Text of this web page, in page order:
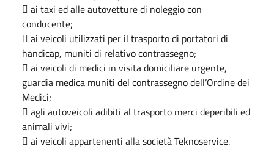
 ai taxi ed alle autovetture di noleggio con
conducente;
 ai veicoli utilizzati per il trasporto di portatori di
handicap, muniti di relativo contrassegno;
 ai veicoli di medici in visita domiciliare urgente,
guardia medica muniti del contrassegno dell’Ordine dei
Medici;
 agli autoveicoli adibiti al trasporto merci deperibili ed
animali vivi;
 ai veicoli appartenenti alla società Teknoservice.